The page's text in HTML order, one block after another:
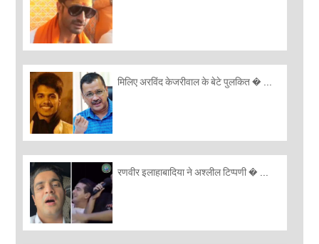
मिलिए अरविंद केजरीवाल के बेटे पुलकित � ...
रणवीर इलाहाबादिया ने अश्लील टिप्पणी � ...